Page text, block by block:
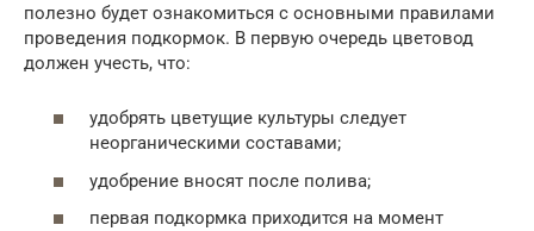
полезно будет ознакомиться с основными правилами
проведения подкормок. В первую очередь цветовод
должен учесть, что:
удобрять цветущие культуры следует
неорганическими составами;
удобрение вносят после полива;
первая подкормка приходится на момент